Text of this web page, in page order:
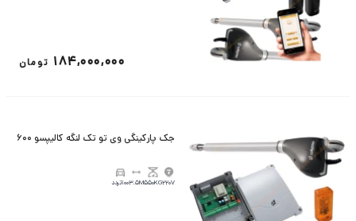
184,000,000 تومان
جک پارکینگی وی تو تک لنگه کالیپسو 600
220V
550KG
3.5M100تردد